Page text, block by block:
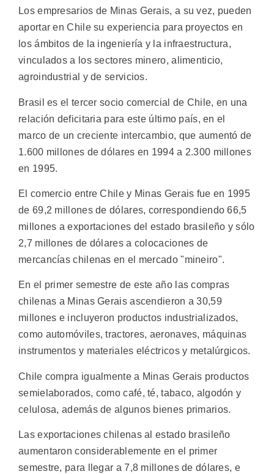
Los empresarios de Minas Gerais, a su vez, pueden
aportar en Chile su experiencia para proyectos en
los ámbitos de la ingeniería y la infraestructura,
vinculados a los sectores minero, alimenticio,
agroindustrial y de servicios.
Brasil es el tercer socio comercial de Chile, en una
relación deficitaria para este último país, en el
marco de un creciente intercambio, que aumentó de
1.600 millones de dólares en 1994 a 2.300 millones
en 1995.
El comercio entre Chile y Minas Gerais fue en 1995
de 69,2 millones de dólares, correspondiendo 66,5
millones a exportaciones del estado brasileño y sólo
2,7 millones de dólares a colocaciones de
mercancías chilenas en el mercado "mineiro".
En el primer semestre de este año las compras
chilenas a Minas Gerais ascendieron a 30,59
millones e incluyeron productos industrializados,
como automóviles, tractores, aeronaves, máquinas
instrumentos y materiales eléctricos y metalúrgicos.
Chile compra igualmente a Minas Gerais productos
semielaborados, como café, té, tabaco, algodón y
celulosa, además de algunos bienes primarios.
Las exportaciones chilenas al estado brasileño
aumentaron considerablemente en el primer
semestre, para llegar a 7,8 millones de dólares, e